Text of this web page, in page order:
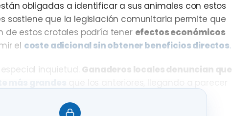
obligadas a identificar a sus animales con estos
sostiene que la legislación comunitaria permite que
de estos crotales podría tener efectos económicos
el coste adicional sin obtener beneficios directos.
inquietud. Ganaderos locales denuncian que
ganado bravo